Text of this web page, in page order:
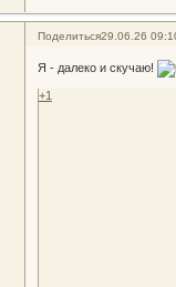
Поделиться29.06.26
Я - далеко и скучаю!
+1